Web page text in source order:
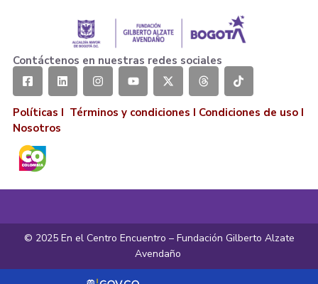
Contáctenos en nuestras redes sociales
Políticas I Términos y condiciones I Condiciones de uso I
Nosotros
© 2025 En el Centro Encuentro – Fundación Gilberto Alzate
Avendaño